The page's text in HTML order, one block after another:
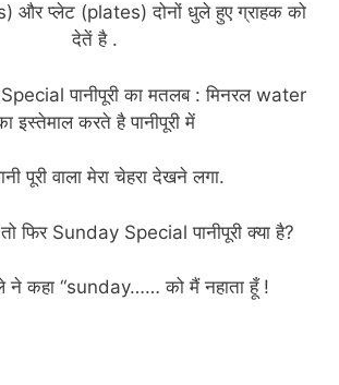
और प्लेट (plates) दोनों धुले हुए ग्राहक को
देतें है .
पानीपूरी का मतलब : मिनरल water
इस्तेमाल करते है पानीपूरी में
पूरी वाला मेरा चेहरा देखने लगा.
फिर Sunday Special पानीपूरी क्या है?
ने कहा “sunday…… को मैं नहाता हूँ !